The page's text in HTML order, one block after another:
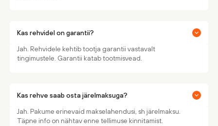
Kas rehvidel on garantii?
Jah. Rehvidele kehtib tootja garantii vastavalt
tingimustele. Garantii katab tootmisvead.
Kas rehve saab osta järelmaksuga?
Jah. Pakume erinevaid makselahendusi, sh järelmaksu.
Täpne info on nähtav enne tellimuse kinnitamist.